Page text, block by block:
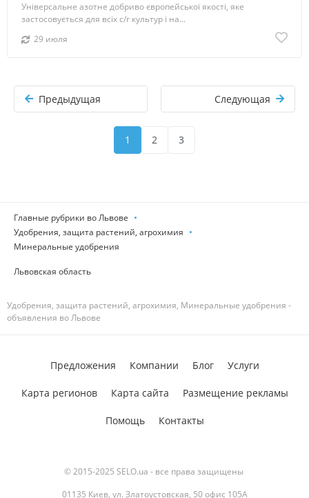
Універсальне азотне добриво європейської якості, яке
застосовується для всіх с/г культур і на...
29 июля
Предыдущая Следующая
1 2 3
Главные рубрики во Львове
Удобрения, защита растений, агрохимия
Минеральные удобрения
Львовская область
Удобрения, защита растений, агрохимия, Минеральные удобрения -
объявления во Львове
© 2015-2025 SELO.ua - все права защищены
01135 Киев, ул. Златоустовская, 50 офис 105А
Предложения Компании Блог Услуги
Карта регионов Карта сайта Размещение рекламы
Помощь Контакты